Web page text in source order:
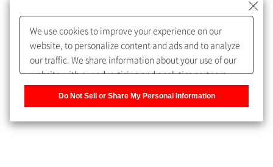
めします。
My SHIMADZU for Analyticalへ登録いただくと、技術情報や
取扱説明書・Webinarなどの閲覧ができます。
うになります。
We use cookies to improve your experience on our
website, to personalize content and ads and to analyze
our traffic. We share information about your use of our
website with our advertising and analytics partners,
Do Not Sell or Share My Personal Information